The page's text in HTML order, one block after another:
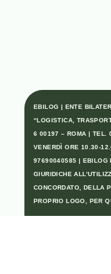
EBILOG | ENTE
“LOGISTICA,
6 00197 – ROMA | TEL.
VENERDÌ ORE 10.30-
97690040585 | EBILOG
GIURIDICHE
CONCORDATO, DELLA
PROPRIO LOGO, PER